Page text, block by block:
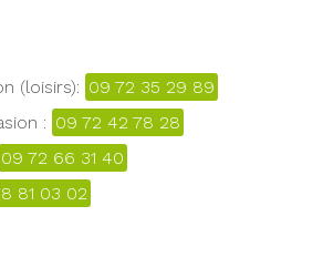
(loisirs): 09 72 35 29 89
: 09 72 42 78 28
09 72 66 31 40
81 03 02